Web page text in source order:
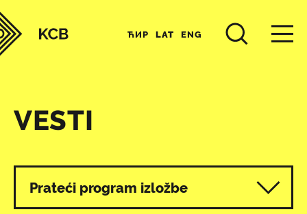
ЋИР LAT ENG
VESTI
Svi programi
Prateći program izložbe